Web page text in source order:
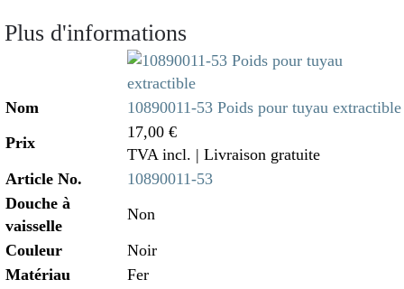
Plus d'informations
Nom
10890011-53 Poids pour tuyau extractible
Prix
17,00 €
TVA incl. | Livraison gratuite
Article No.
10890011-53
Douche à
vaisselle
Non
Couleur
Noir
Matériau
Fer